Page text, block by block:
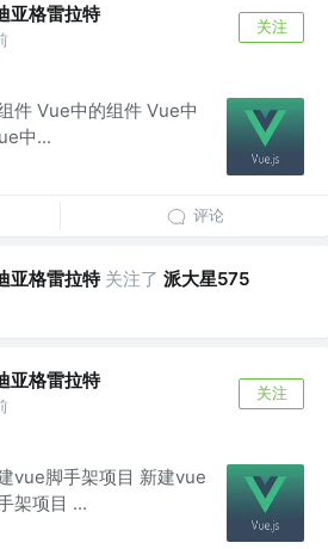
亚格雷拉特
关注
件 Vue中的组件 Vue中
中...
评论
亚格雷拉特 关注了 派大星575
亚格雷拉特
关注
vue脚手架项目 新建vue
架项目 ...